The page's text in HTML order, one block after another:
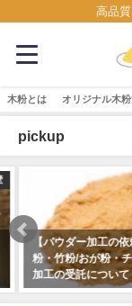
高品
木粉とは オリジナル木
pickup
【パウダー加工の依頼
粉・竹粉/おが粉・チッ
加工の受託について